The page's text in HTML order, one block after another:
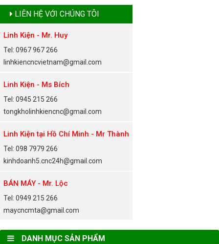
LIÊN HỆ VỚI CHÚNG TÔI
Linh Kiện - Mr. Huy
Tel: 0967 967 266
linhkiencncvietnam@gmail.com
Linh Kiện - Ms Bích
Tel: 0945 215 266
tongkholinhkiencnc@gmail.com
Linh Kiện tại Hồ Chí Minh - Mr Thành
Tel: 098 7979 266
kinhdoanh5.cnc24h@gmail.com
BÁN MÁY - Mr. Lộc
Tel: 0949 215 266
maycncmta@gmail.com
DANH MỤC SẢN PHẨM